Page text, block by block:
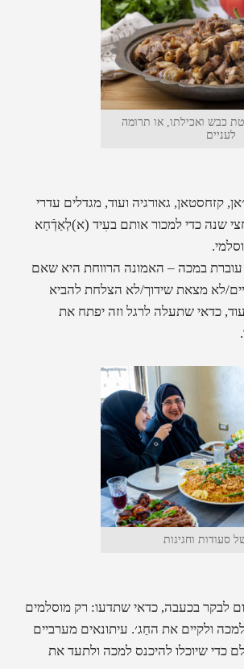
כבש ואכילתו, או תרומה
לעניים
קזחסטאן, גאורגיה ועוד, מגדלים עדרי
שנה כדי למכור אותם בעִיד (א)לְאַדְֿחַא
במכה – האמונה הרווחת היא שאם
לא מצאת שידוך/לא הצלחת להביא
כדאי שתעלה לרגל וזה יפתח את
בכעבה, כדאי שתדעו: רק מוסלמים
ולקיים את החַג׳. עיתונאים מערביים
כדי שיוכלו להיכנס למכה ולתעד את